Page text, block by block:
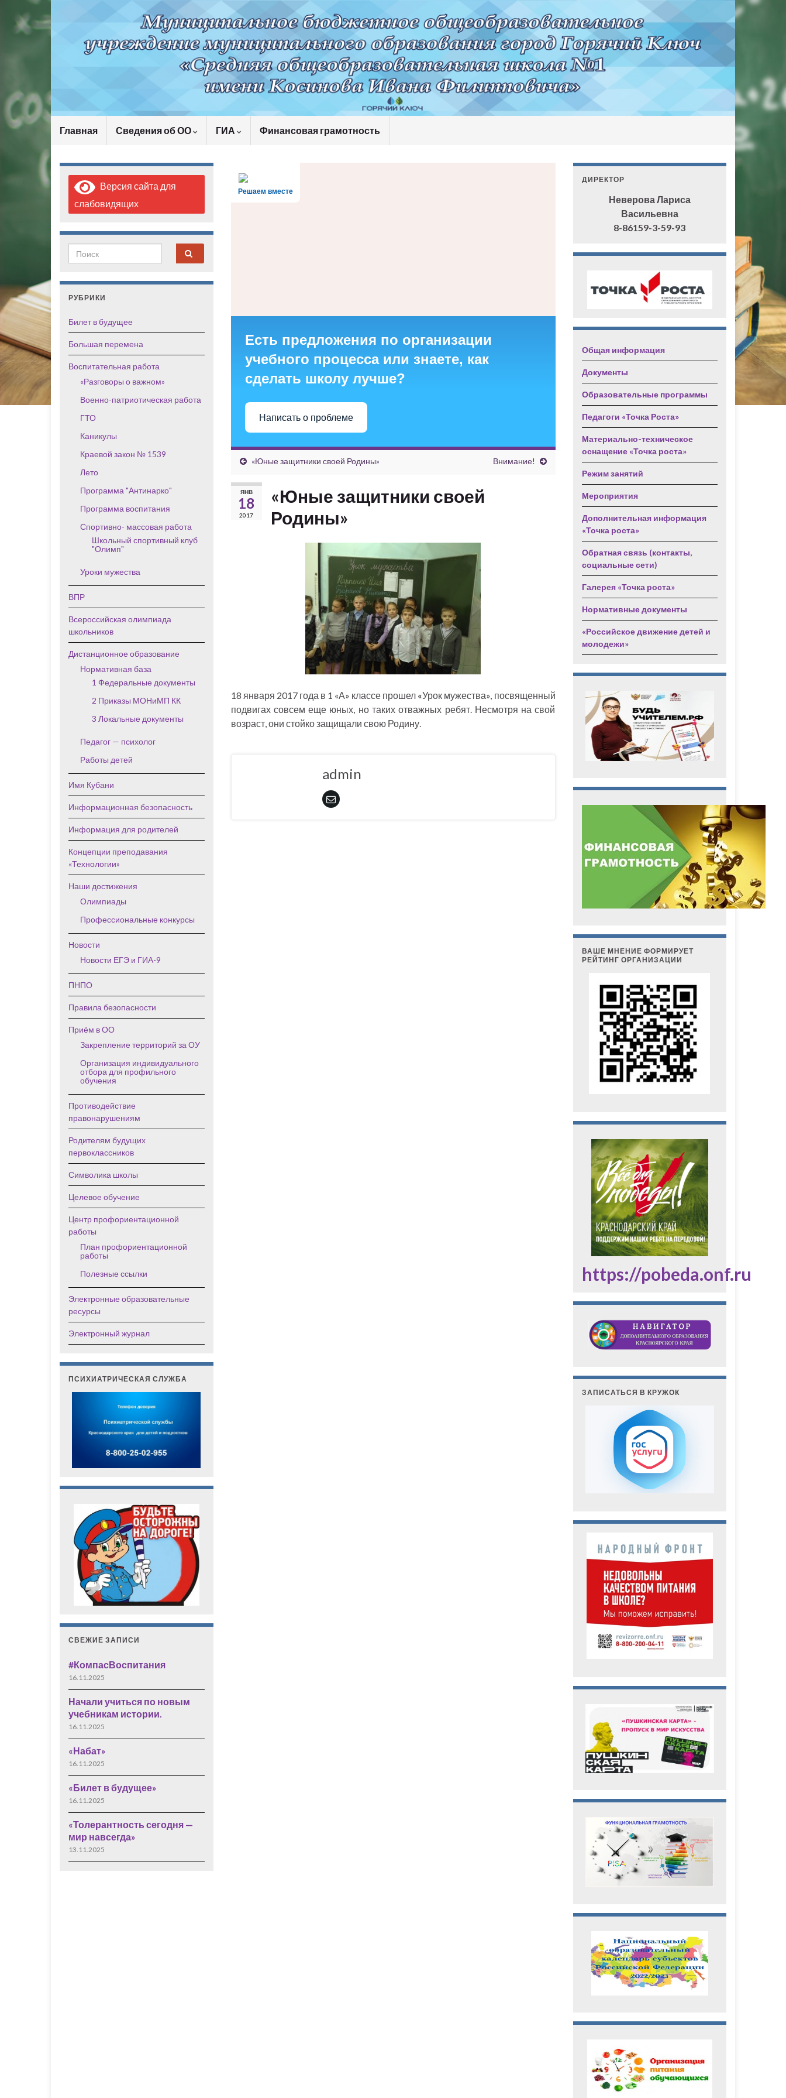
Главная Сведения об ОО ГИА Финансовая грамотность
Решаем вместе
Есть предложения по организации
учебного процесса или знаете, как
сделать школу лучше?
Написать о проблеме
«Юные защитники своей Родины» Внимание!
ЯНВ
18
2017
«Юные защитники своей
Родины»
18 января 2017 года в 1 «А» классе прошел «Урок мужества», посвященный
подвигах совсем еще юных, но таких отважных ребят. Несмотря на свой
возраст, они стойко защищали свою Родину.
admin
Версия сайта для
слабовидящих
Search for:
РУБРИКИ
Билет в будущее
Большая перемена
Воспитательная работа
«Разговоры о важном»
Военно-патриотическая работа
ГТО
Каникулы
Краевой закон № 1539
Лето
Программа "Антинарко"
Программа воспитания
Спортивно- массовая работа
Школьный спортивный клуб
"Олимп"
Уроки мужества
ВПР
Всероссийская олимпиада
школьников
Дистанционное образование
Нормативная база
1 Федеральные документы
2 Приказы МОНиМП КК
3 Локальные документы
Педагог — психолог
Работы детей
Имя Кубани
Информационная безопасность
Информация для родителей
Концепции преподавания
«Технологии»
Наши достижения
Олимпиады
Профессиональные конкурсы
Новости
Новости ЕГЭ и ГИА-9
ПНПО
Правила безопасности
Приём в ОО
Закрепление территорий за ОУ
Организация индивидуального
отбора для профильного
обучения
Противодействие
правонарушениям
Родителям будущих
первоклассников
Символика школы
Целевое обучение
Центр профориентационной
работы
План профориентационной
работы
Полезные ссылки
Электронные образовательные
ресурсы
Электронный журнал
ПСИХИАТРИЧЕСКАЯ СЛУЖБА
СВЕЖИЕ ЗАПИСИ
#КомпасВоспитания
16.11.2025
Начали учиться по новым
учебникам истории.
16.11.2025
«Набат»
16.11.2025
«Билет в будущее»
16.11.2025
«Толерантность сегодня —
мир навсегда»
13.11.2025
ДИРЕКТОР
Неверова Лариса
Васильевна
8-86159-3-59-93
Общая информация
Документы
Образовательные программы
Педагоги «Точка Роста»
Материально-техническое
оснащение «Точка роста»
Режим занятий
Мероприятия
Дополнительная информация
«Точка роста»
Обратная связь (контакты,
социальные сети)
Галерея «Точка роста»
Нормативные документы
«Российское движение детей и
молодежи»
ВАШЕ МНЕНИЕ ФОРМИРУЕТ
РЕЙТИНГ ОРГАНИЗАЦИИ
https://pobeda.onf.ru
ЗАПИСАТЬСЯ В КРУЖОК